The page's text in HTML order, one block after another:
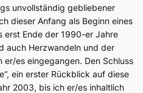
unvollständig gebliebener
dieser Anfang als Beginn eines
erst Ende der 1990-er Jahre
auch Herzwandeln und der
er/es eingegangen. Den Schluss
ein erster Rückblick auf diese
2003, bis ich er/es inhaltlich